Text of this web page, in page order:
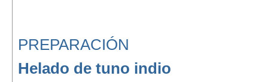
PREPARACIÓN
Helado de tuno indio